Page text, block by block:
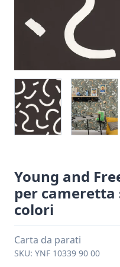
Young and
per
colori
Carta da parati
SKU: YNF 10339 90 00